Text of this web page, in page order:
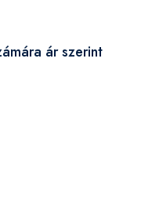
ár szerint